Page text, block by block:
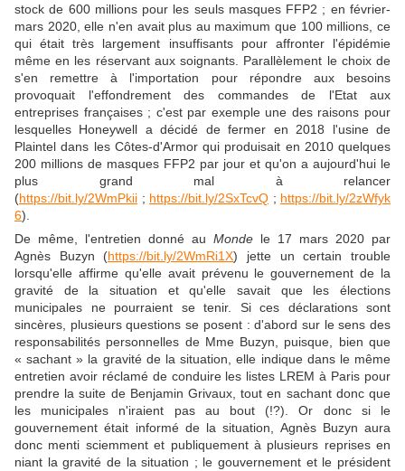
stock de 600 millions pour les seuls masques FFP2 ; en février-
mars 2020, elle n'en avait plus au maximum que 100 millions, ce
qui était très largement insuffisants pour affronter l'épidémie
même en les réservant aux soignants. Parallèlement le choix de
s'en remettre à l'importation pour répondre aux besoins
provoquait l'effondrement des commandes de l'Etat aux
entreprises françaises ; c'est par exemple une des raisons pour
lesquelles Honeywell a décidé de fermer en 2018 l'usine de
Plaintel dans les Côtes-d'Armor qui produisait en 2010 quelques
200 millions de masques FFP2 par jour et qu'on a aujourd'hui le
plus grand mal à relancer
(https://bit.ly/2WmPkii ; https://bit.ly/2SxTcvQ ; https://bit.ly/2zWfyk
6).
De même, l'entretien donné au Monde le 17 mars 2020 par
Agnès Buzyn (https://bit.ly/2WmRi1X) jette un certain trouble
lorsqu'elle affirme qu'elle avait prévenu le gouvernement de la
gravité de la situation et qu'elle savait que les élections
municipales ne pourraient se tenir. Si ces déclarations sont
sincères, plusieurs questions se posent : d'abord sur le sens des
responsabilités personnelles de Mme Buzyn, puisque, bien que
« sachant » la gravité de la situation, elle indique dans le même
entretien avoir réclamé de conduire les listes LREM à Paris pour
prendre la suite de Benjamin Grivaux, tout en sachant donc que
les municipales n'iraient pas au bout (!?). Or donc si le
gouvernement était informé de la situation, Agnès Buzyn aura
donc menti sciemment et publiquement à plusieurs reprises en
niant la gravité de la situation ; le gouvernement et le président